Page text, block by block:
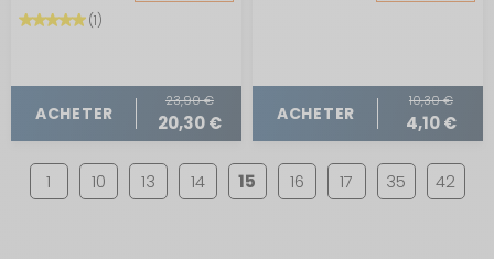
(1)
ACHETER
23,90 €
20,30 € ACHETER
10,30 €
4,10 €
1 10 13 14 15 16 17 35 42